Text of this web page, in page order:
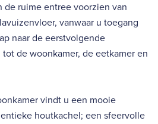
ruime entree voorzien van
vanwaar u toegang
naar de eerstvolgende
de woonkamer, de eetkamer en
vindt u een mooie
houtkachel; een sfeervolle